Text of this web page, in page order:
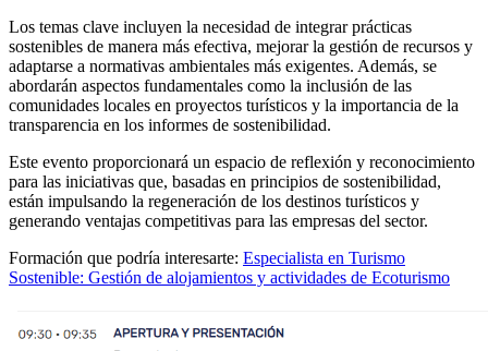
Los temas clave incluyen la necesidad de integrar prácticas
sostenibles de manera más efectiva, mejorar la gestión de recursos y
adaptarse a normativas ambientales más exigentes. Además, se
abordarán aspectos fundamentales como la inclusión de las
comunidades locales en proyectos turísticos y la importancia de la
transparencia en los informes de sostenibilidad.
Este evento proporcionará un espacio de reflexión y reconocimiento
para las iniciativas que, basadas en principios de sostenibilidad,
están impulsando la regeneración de los destinos turísticos y
generando ventajas competitivas para las empresas del sector.
Formación que podría interesarte: Especialista en Turismo
Sostenible: Gestión de alojamientos y actividades de Ecoturismo